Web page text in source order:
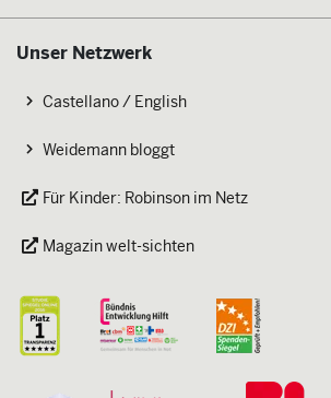
Unser Netzwerk
Castellano / English
Weidemann bloggt
Für Kinder: Robinson im Netz
Magazin welt-sichten